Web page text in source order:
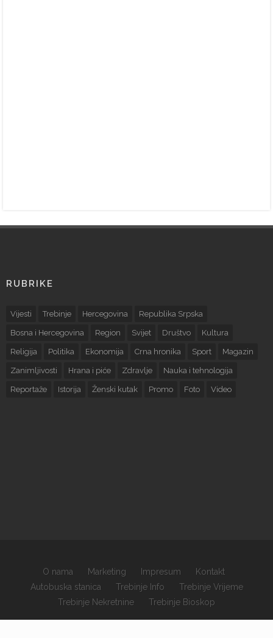
×
RUBRIKE
Vijesti Trebinje Hercegovina Republika Srpska
Bosna i Hercegovina Region Svijet Društvo Kultura
Religija Politika Ekonomija Crna hronika Sport Magazin
Zanimljivosti Hrana i piće Zdravlje Nauka i tehnologija
Reportaže Istorija Ženski kutak Promo Foto Video
O nama Marketing Impresum
Kontakt
Autobuska stanica
Trebinje Info
Trebinje Vrijeme
Trebinje Nekretnine
Trebinje Bioskop